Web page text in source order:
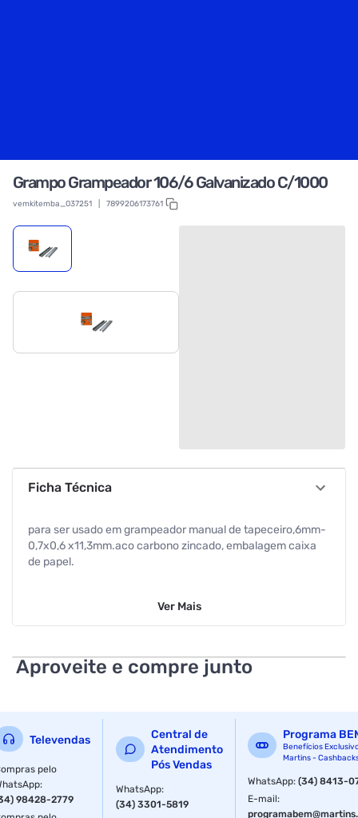
Grampo Grampeador 106/6 Galvanizado C/1000
vemkitemba_037251 7899206173761
Ficha Técnica
para ser usado em grampeador manual de tapeceiro,6mm-
0,7x0,6 x11,3mm.aco carbono zincado, embalagem caixa
de papel.
Ver Mais
Aproveite e compre junto
Televendas
pelo
:
98428-2779
Central de
Atendimento
Pós Vendas
WhatsApp:
(34) 3301-5819
Programa
Benefícios
Martins -
WhatsApp:(34) 8413-
E-mail: